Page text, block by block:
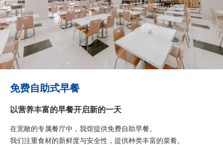
免费自助式早餐
以营养丰富的早餐开启新的一天
在宽敞的专属餐厅中，我馆提供免费自助早餐。
我们注重食材的新鲜度与安全性，提供种类丰富的菜肴。